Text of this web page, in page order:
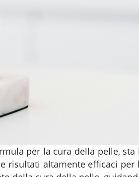
per la cura della pelle,
risultati altamente efficaci